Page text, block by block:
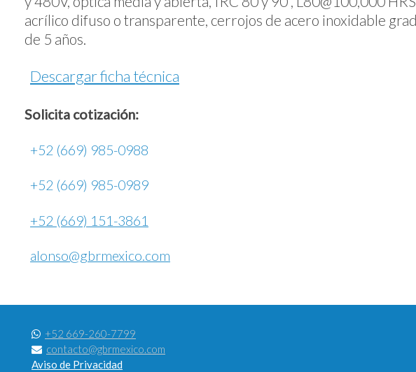
acrílico difuso o transparente, cerrojos de acero inoxidable
de 5 años.
Descargar ficha técnica
Solicita cotización:
+52 (669) 985-0988
+52 (669) 985-0989
+52 (669) 151-3861
alonso@gbrmexico.com
+52 669-260-7799
contacto@gbrmexico.com
Aviso de Privacidad